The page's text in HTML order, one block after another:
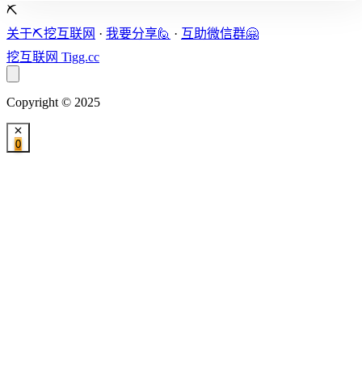
⛏️
关于⛏️挖互联网 · 我要分享🙋 · 互助微信群🤗
挖互联网 Tigg.cc
Copyright © 2025
0